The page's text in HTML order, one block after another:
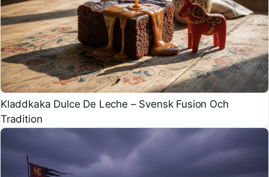
Kladdkaka Dulce De Leche – Svensk Fusion Och
Tradition